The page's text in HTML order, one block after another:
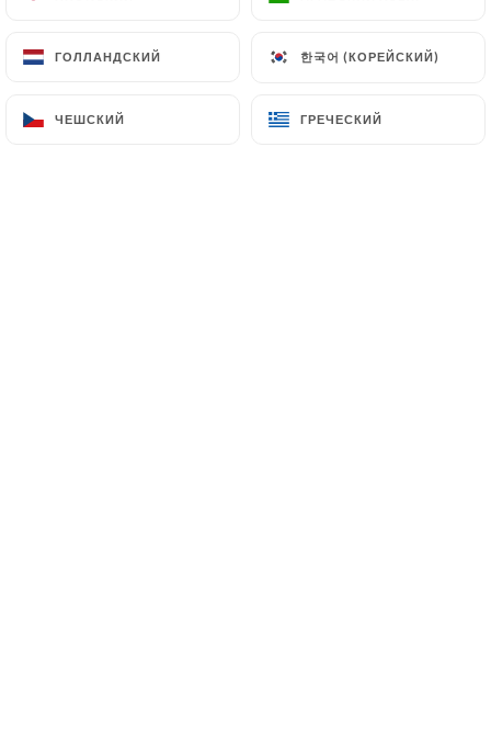
ГОЛЛАНДСКИЙ 한국어 (КОРЕЙСКИЙ)
ЧЕШСКИЙ ГРЕЧЕСКИЙ
ГОЛЛАНДСКИЙ 한국어 (КОРЕЙСКИЙ)
ЧЕШСКИЙ ГРЕЧЕСКИЙ